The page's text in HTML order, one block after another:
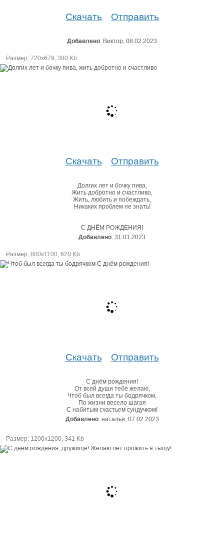
Скачать Отправить
Добавлено: Виктор, 08.02.2023
Размер: 720х679, 380 Kb
Скачать Отправить
Долгих лет и бочку пива,
Жить добротно и счастливо,
Жить, любить и побеждать,
Никаких проблем не знать!
С ДНЁМ РОЖДЕНИЯ!
Добавлено: 31.01.2023
Размер: 800х1100, 620 Kb
Скачать Отправить
С днём рождения!
От всей души тебе желаю,
Чтоб был всегда ты бодрячком,
По жизни весело шагая
С набитым счастьем сундучком!
Добавлено: наталья, 07.02.2023
Размер: 1200х1200, 341 Kb